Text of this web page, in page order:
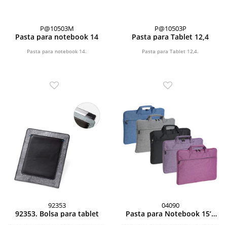
P@10503M
Pasta para notebook 14
Pasta para notebook 14.
P@10503P
Pasta para Tablet 12,4
Pasta para Tablet 12,4.
92353
92353. Bolsa para tablet
04090
Pasta para Notebook 15’6